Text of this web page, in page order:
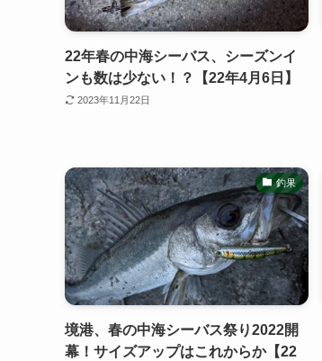
22年春の中海シーバス、シーズンイ
ンも数は少ない！？【22年4月6日】
2023年11月22日
釣果
境港、春の中海シーバス祭り2022開
幕！サイズアップはこれからか【22